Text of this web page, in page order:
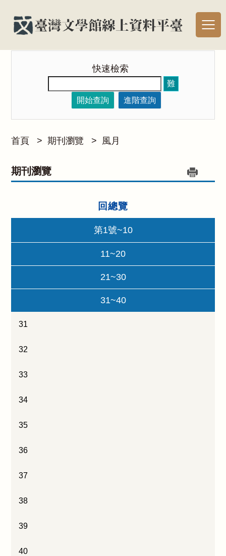
快速檢索
難
開始查詢
進階查詢
首頁 > 期刊瀏覽 > 風月
期刊瀏覽
回總覽
第1號~10
11~20
21~30
31~40
31
32
33
34
35
36
37
38
39
40